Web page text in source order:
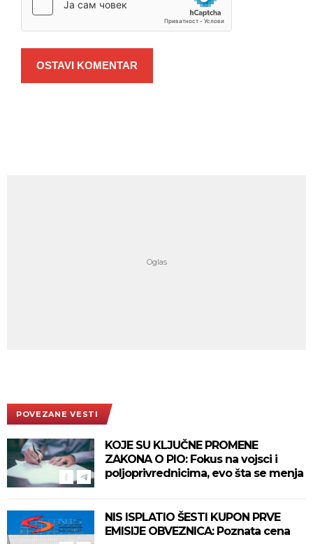
OSTAVI KOMENTAR
POVEZANE VESTI
KOJE SU KLJUČNE PROMENE
ZAKONA O PIO: Fokus na vojsci i
poljoprivrednicima, evo šta se menja
NIS ISPLATIO ŠESTI KUPON PRVE
EMISIJE OBVEZNICA: Poznata cena